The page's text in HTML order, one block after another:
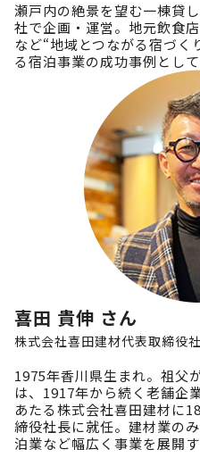
瀬戸内の絶景を望む一棟貸
社で企画・運営。地元飲食
など“地域とつながる宿づく
る宿泊事業の成功事例とし
喜田 貴伸 さん
株式会社喜田建材代表取締役
1975年香川県生まれ。祖父
は、1917年から続く老舗企
あたる株式会社喜田建材に
締役社長に就任。建材業の
泊業など幅広く事業を展開す